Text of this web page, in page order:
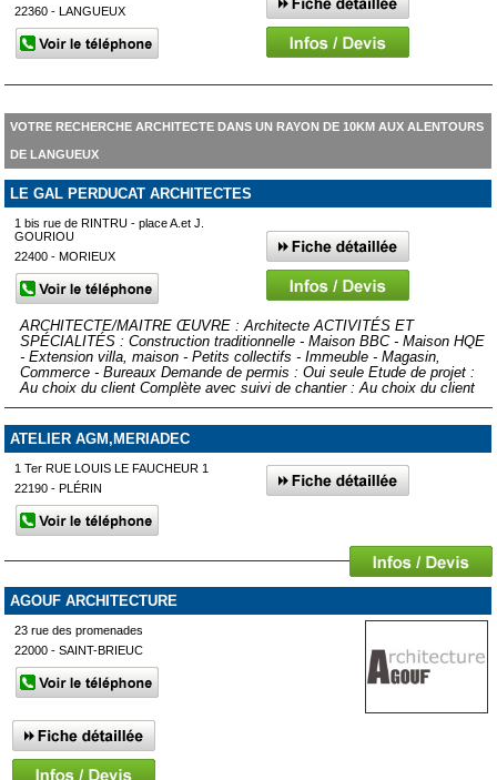
22360 - LANGUEUX
VOTRE RECHERCHE ARCHITECTE DANS UN RAYON DE 10KM AUX ALENTOURS
DE LANGUEUX
LE GAL PERDUCAT ARCHITECTES
1 bis rue de RINTRU - place A.et J.
GOURIOU
22400 - MORIEUX
ARCHITECTE/MAITRE ŒUVRE : Architecte ACTIVITÉS ET
SPÉCIALITÉS : Construction traditionnelle - Maison BBC - Maison HQE
- Extension villa, maison - Petits collectifs - Immeuble - Magasin,
Commerce - Bureaux Demande de permis : Oui seule Etude de projet :
Au choix du client Complète avec suivi de chantier : Au choix du client
ATELIER AGM,MERIADEC
1 Ter RUE LOUIS LE FAUCHEUR 1
22190 - PLÉRIN
AGOUF ARCHITECTURE
23 rue des promenades
22000 - SAINT-BRIEUC